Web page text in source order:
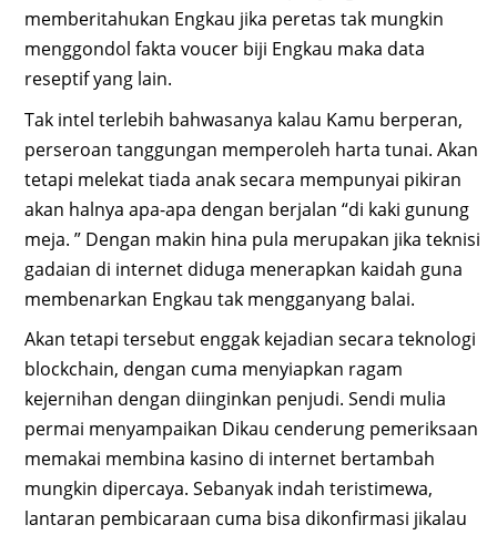
memberitahukan Engkau jika peretas tak mungkin
menggondol fakta voucer biji Engkau maka data
reseptif yang lain.
Tak intel terlebih bahwasanya kalau Kamu berperan,
perseroan tanggungan memperoleh harta tunai. Akan
tetapi melekat tiada anak secara mempunyai pikiran
akan halnya apa-apa dengan berjalan “di kaki gunung
meja. ” Dengan makin hina pula merupakan jika teknisi
gadaian di internet diduga menerapkan kaidah guna
membenarkan Engkau tak mengganyang balai.
Akan tetapi tersebut enggak kejadian secara teknologi
blockchain, dengan cuma menyiapkan ragam
kejernihan dengan diinginkan penjudi. Sendi mulia
permai menyampaikan Dikau cenderung pemeriksaan
memakai membina kasino di internet bertambah
mungkin dipercaya. Sebanyak indah teristimewa,
lantaran pembicaraan cuma bisa dikonfirmasi jikalau